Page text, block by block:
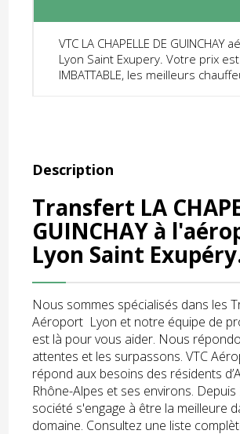
VTC LA CHAPELLE DE GUINCHAY
Lyon Saint Exupery. Votre prix
IMBATTABLE, les meilleurs
Description
Transfert LA
GUINCHAY à
Lyon Saint
Nous sommes spécialisés dans les
Aéroport Lyon et notre équipe de
est là pour vous aider. Nous
attentes et les surpassons. VTC
répond aux besoins des résidents
Rhône-Alpes et ses environs.
société s'engage à être la meilleure
domaine. Consultez une liste